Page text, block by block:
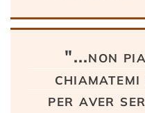
"...non
per aver